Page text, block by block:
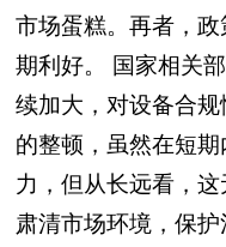
市场蛋糕。再者，
期利好。 国家相关
续加大，对设备合
的整顿，虽然在短
力，但从长远看，
肃清市场环境，保